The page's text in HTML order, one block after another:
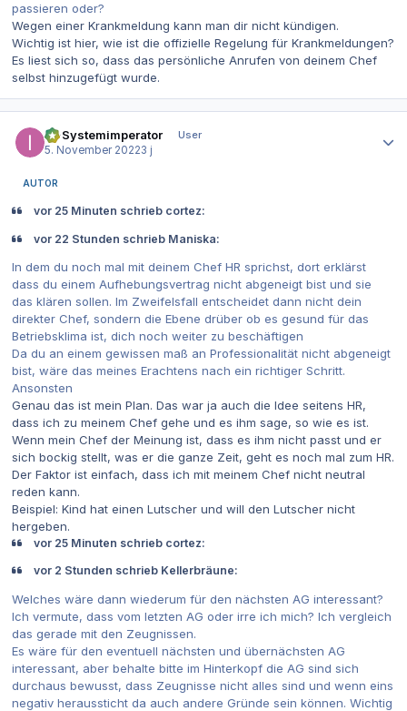
passieren oder?
Wegen einer Krankmeldung kann man dir nicht kündigen.
Wichtig ist hier, wie ist die offizielle Regelung für Krankmeldungen?
Es liest sich so, dass das persönliche Anrufen von deinem Chef
selbst hinzugefügt wurde.
IT-Systemimperator
User
5. November 20223 j
AUTOR
vor 25 Minuten schrieb cortez:
vor 22 Stunden schrieb Maniska:
In dem du noch mal mit deinem Chef HR sprichst, dort erklärst
dass du einem Aufhebungsvertrag nicht abgeneigt bist und sie
das klären sollen. Im Zweifelsfall entscheidet dann nicht dein
direkter Chef, sondern die Ebene drüber ob es gesund für das
Betriebsklima ist, dich noch weiter zu beschäftigen
Da du an einem gewissen maß an Professionalität nicht abgeneigt
bist, wäre das meines Erachtens nach ein richtiger Schritt.
Ansonsten
Genau das ist mein Plan. Das war ja auch die Idee seitens HR,
dass ich zu meinem Chef gehe und es ihm sage, so wie es ist.
Wenn mein Chef der Meinung ist, dass es ihm nicht passt und er
sich bockig stellt, was er die ganze Zeit, geht es noch mal zum HR.
Der Faktor ist einfach, dass ich mit meinem Chef nicht neutral
reden kann.
Beispiel: Kind hat einen Lutscher und will den Lutscher nicht
hergeben.
vor 25 Minuten schrieb cortez:
vor 2 Stunden schrieb Kellerbräune:
Welches wäre dann wiederum für den nächsten AG interessant?
Ich vermute, dass vom letzten AG oder irre ich mich? Ich vergleich
das gerade mit den Zeugnissen.
Es wäre für den eventuell nächsten und übernächsten AG
interessant, aber behalte bitte im Hinterkopf die AG sind sich
durchaus bewusst, dass Zeugnisse nicht alles sind und wenn eins
negativ heraussticht da auch andere Gründe sein können. Wichtig